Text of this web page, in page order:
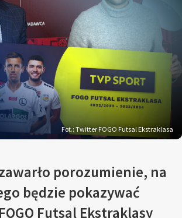
Fot.: Twitter FOGO Futsal Ekstraklasa
porozumienie, na
będzie pokazywać
Futsal Ekstraklasy